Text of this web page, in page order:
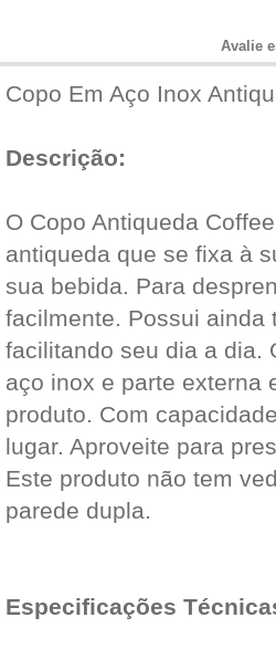
Avalie
Copo Em Aço Inox
Descrição:
O Copo Antiqueda
antiqueda que se fixa à
sua bebida. Para
facilmente. Possui ainda
facilitando seu dia a dia.
aço inox e parte externa
produto. Com
lugar. Aproveite para
Este produto não tem
parede dupla.
Especificações